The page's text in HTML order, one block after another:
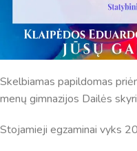
Skelbiamas papildomas
menų gimnazijos Dailės
Stojamieji egzaminai vyks